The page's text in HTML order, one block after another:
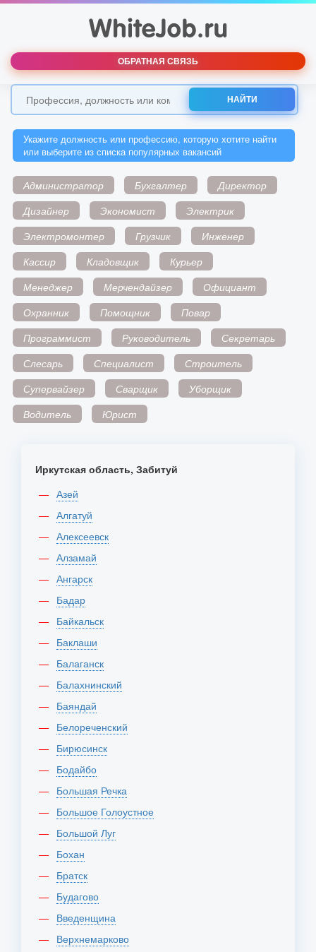
ОБРАТНАЯ СВЯЗЬ
НАЙТИ
Укажите должность или профессию, которую хотите найти
или выберите из списка популярных вакансий
Администратор Бухгалтер
Директор
Дизайнер
Экономист
Электрик
Электромонтер
Грузчик
Инженер
Кассир
Кладовщик
Курьер
Менеджер
Мерчендайзер
Официант
Охранник
Помощник
Повар
Программист
Руководитель
Секретарь
Слесарь
Специалист
Строитель
Супервайзер
Сварщик
Уборщик
Водитель
Юрист
Иркутская область, Забитуй
Азей
Алгатуй
Алексеевск
Алзамай
Ангарск
Бадар
Байкальск
Баклаши
Балаганск
Балахнинский
Баяндай
Белореченский
Бирюсинск
Бодайбо
Большая Речка
Большое Голоустное
Большой Луг
Бохан
Братск
Будагово
Введенщина
Верхнемарково